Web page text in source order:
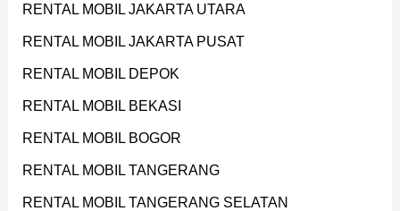
RENTAL MOBIL JAKARTA UTARA
RENTAL MOBIL JAKARTA PUSAT
RENTAL MOBIL DEPOK
RENTAL MOBIL BEKASI
RENTAL MOBIL BOGOR
RENTAL MOBIL TANGERANG
RENTAL MOBIL TANGERANG SELATAN